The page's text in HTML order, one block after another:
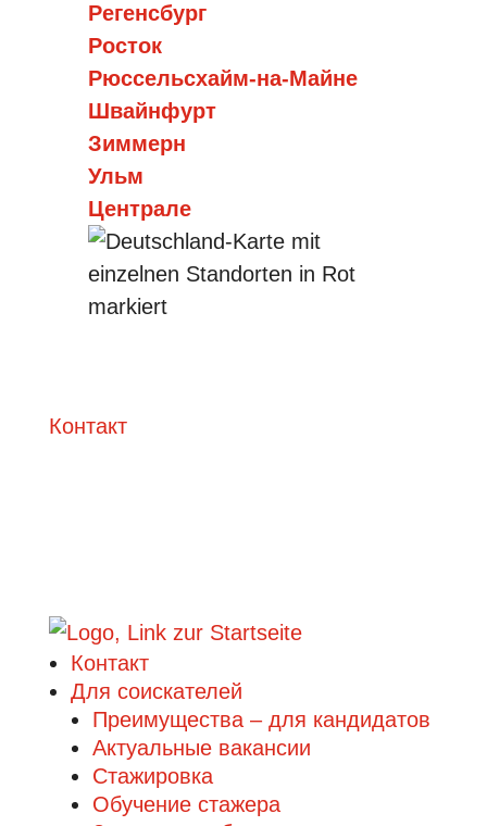
Регенсбург
Росток
Рюссельсхайм-на-Майне
Швайнфурт
Зиммерн
Ульм
Централе
Контакт
Контакт
Для соискателей
Преимущества – для кандидатов
Актуальные вакансии
Стажировка
Обучение стажера